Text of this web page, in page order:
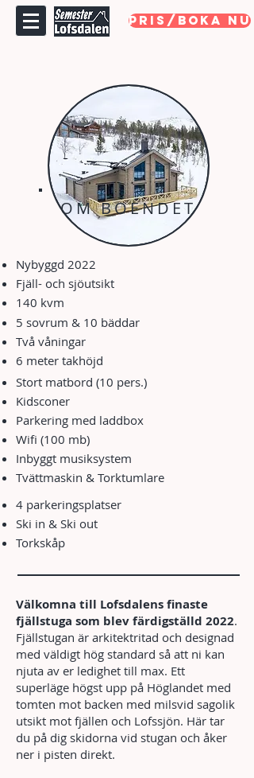
PRIS/BOKA NU
OM BOENDET
Nybyggd 2022
Fjäll- och sjöutsikt
140 kvm
5 sovrum & 10 bäddar
Två våningar
6 meter takhöjd
Stort matbord (10 pers.)
Kidsconer
Parkering med laddbox
Wifi (100 mb)
Inbyggt musiksystem
Tvättmaskin & Torktumlare
4 parkeringsplatser
Ski in & Ski out
Torkskåp
Välkomna till Lofsdalens finaste
fjällstuga som blev färdigställd 2022.
Fjällstugan är arkitektritad och designad
med väldigt hög standard så att ni kan
njuta av er ledighet till max. Ett
superläge högst upp på Höglandet med
tomten mot backen med milsvid sagolik
utsikt mot fjällen och Lofssjön. Här tar
du på dig skidorna vid stugan och åker
ner i pisten direkt.